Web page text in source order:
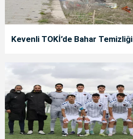
Kevenli TOKİ’de Bahar Temizliği